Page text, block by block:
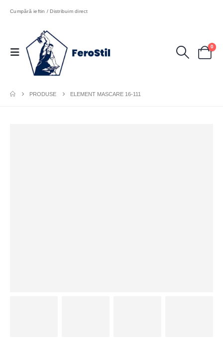
Cumpără ieftin / Distribuim direct
0
PRODUSE ELEMENT MASCARE 16-111